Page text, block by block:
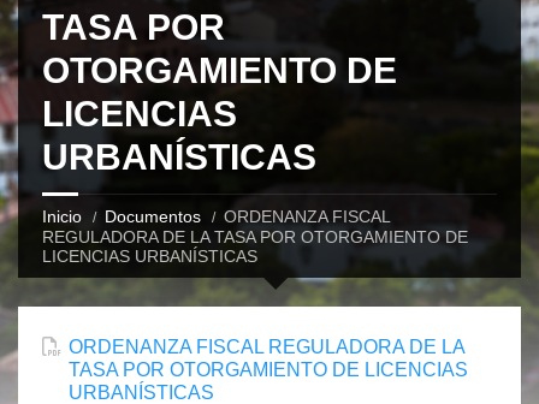
TASA POR
OTORGAMIENTO DE
LICENCIAS
URBANÍSTICAS
Inicio Documentos
ORDENANZA FISCAL
REGULADORA DE LA TASA POR OTORGAMIENTO DE
LICENCIAS URBANÍSTICAS
ORDENANZA FISCAL REGULADORA DE LA
TASA POR OTORGAMIENTO DE LICENCIAS
URBANÍSTICAS